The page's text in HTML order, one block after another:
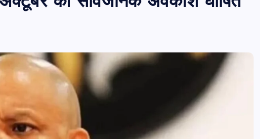
पीएमएस एसोसिएशन आजमगढ़ का चुनाव
डॉ. धनन्जय पाण्डेय बने अध्यक्ष, डॉ. अलेन्द्र
सचिव निर्विरोध निर्वाचित
August 6, 2026